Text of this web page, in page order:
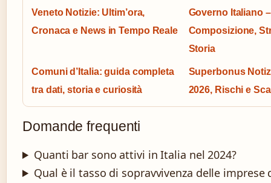
Veneto Notizie: Ultim’ora,
Cronaca e News in Tempo Reale
Governo Italiano –
Composizione,
Storia
Comuni d’Italia: guida completa
tra dati, storia e curiosità
Superbonus
2026, Rischi e
Domande frequenti
Quanti bar sono attivi in Italia nel 2024?
Qual è il tasso di sopravvivenza delle imprese